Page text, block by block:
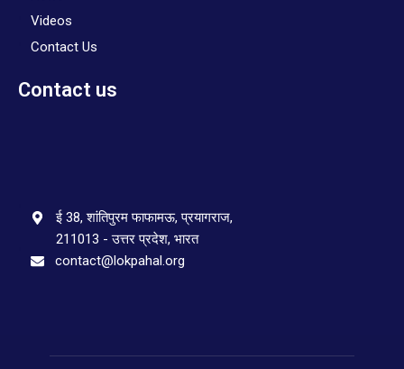
Videos
Contact Us
Contact us
ई 38, शांतिपुरम फाफामऊ, प्रयागराज,
211013 - उत्तर प्रदेश, भारत
contact@lokpahal.org